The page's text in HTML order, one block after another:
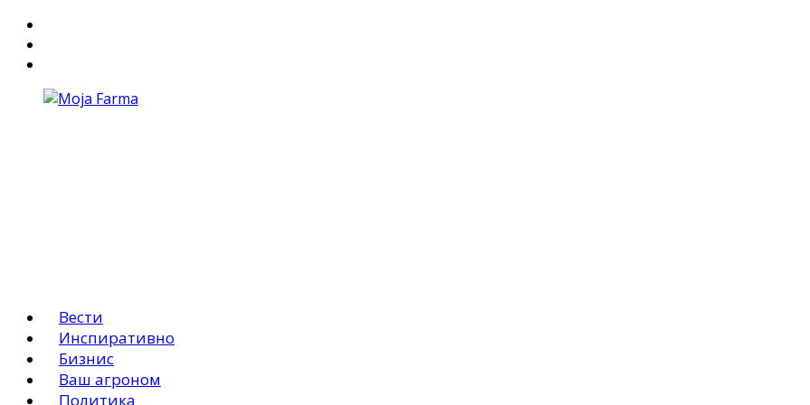
Вести
Инспиративно
Бизнис
Ваш агроном
Политика